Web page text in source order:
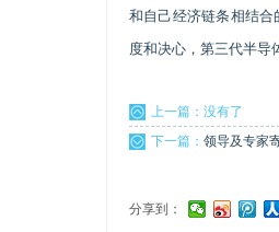
和自己经济链条相结
度和决心，第三代半导
上一篇：没有了
下一篇： 领导及专家
分享到：